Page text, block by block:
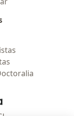
de inicio